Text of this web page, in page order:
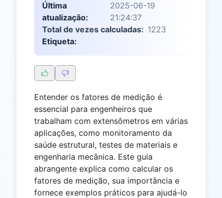
Última
atualização:
2025-06-19
21:24:37
Total de vezes calculadas: 1223
Etiqueta:
Entender os fatores de medição é
essencial para engenheiros que
trabalham com extensômetros em várias
aplicações, como monitoramento da
saúde estrutural, testes de materiais e
engenharia mecânica. Este guia
abrangente explica como calcular os
fatores de medição, sua importância e
fornece exemplos práticos para ajudá-lo